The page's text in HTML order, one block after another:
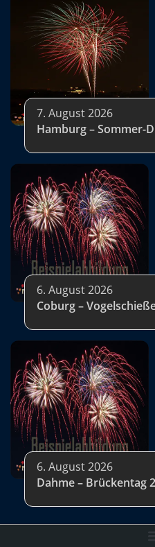
7. August 2026
Hamburg – Sommer-
6. August 2026
Coburg –
6. August 2026
Dahme – Brückentag